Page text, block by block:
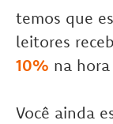
temos que
leitores
10% na
Você ainda